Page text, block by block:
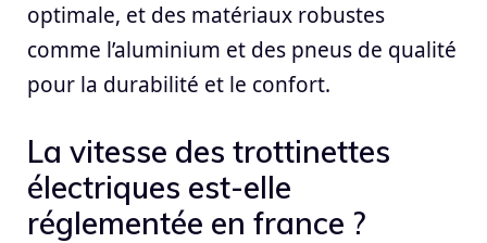
optimale, et des matériaux robustes
comme l’aluminium et des pneus de qualité
pour la durabilité et le confort.
La vitesse des trottinettes
électriques est-elle
réglementée en france ?